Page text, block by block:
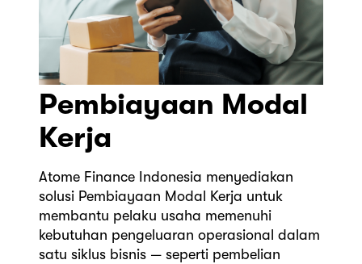
Pembiayaan Modal
Kerja
Atome Finance Indonesia menyediakan
solusi Pembiayaan Modal Kerja untuk
membantu pelaku usaha memenuhi
kebutuhan pengeluaran operasional dalam
satu siklus bisnis — seperti pembelian